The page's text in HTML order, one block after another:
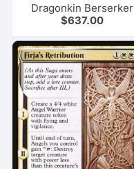
Dragonkin Berserker
$637.00